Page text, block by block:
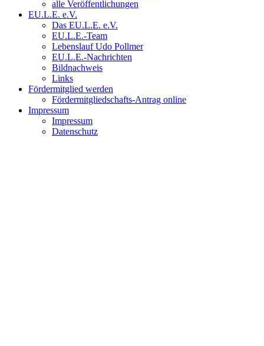
alle Veröffentlichungen
EU.L.E. e.V.
Das EU.L.E. e.V.
EU.L.E.-Team
Lebenslauf Udo Pollmer
EU.L.E.-Nachrichten
Bildnachweis
Links
Fördermitglied werden
Fördermitgliedschafts-Antrag online
Impressum
Impressum
Datenschutz